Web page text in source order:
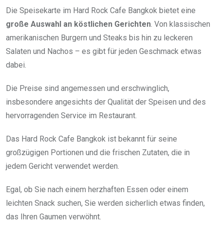
Die Speisekarte im Hard Rock Cafe Bangkok bietet eine
große Auswahl an köstlichen Gerichten . Von klassischen
amerikanischen Burgern und Steaks bis hin zu leckeren
Salaten und Nachos – es gibt für jeden Geschmack etwas
dabei.
Die Preise sind angemessen und erschwinglich,
insbesondere angesichts der Qualität der Speisen und des
hervorragenden Service im Restaurant.
Das Hard Rock Cafe Bangkok ist bekannt für seine
großzügigen Portionen und die frischen Zutaten, die in
jedem Gericht verwendet werden.
Egal, ob Sie nach einem herzhaften Essen oder einem
leichten Snack suchen, Sie werden sicherlich etwas finden,
das Ihren Gaumen verwöhnt.